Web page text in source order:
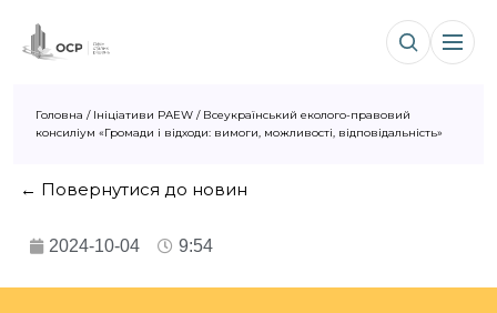
Головна / Ініціативи PAEW / Всеукраїнський еколого-правовий
консиліум «Громади і відходи: вимоги, можливості, відповідальність»
← Повернутися до новин
2024-10-04 9:54